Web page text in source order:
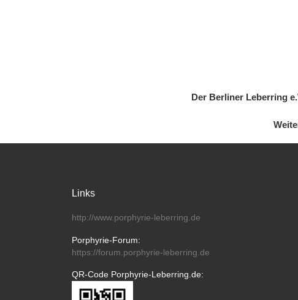
Der Berliner Leberring
Links
http://www.porphyrie-leberring.de
Porphyrie-Forum:
https://forum.porphyrie-leberring.de
QR-Code Porphyrie-Leberring.de: